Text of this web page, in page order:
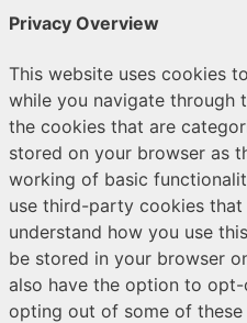
Privacy Overview
This website uses cookies
while you navigate through
the cookies that are
stored on your browser as
working of basic
use third-party cookies that
understand how you use
be stored in your browser
also have the option to
opting out of some of